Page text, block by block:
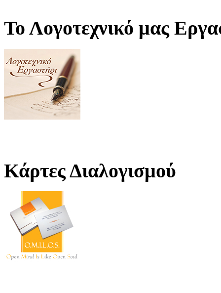
Το Λογοτεχνικό μας
Κάρτες Διαλογισμού